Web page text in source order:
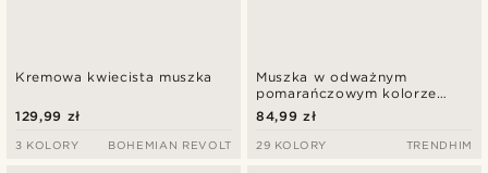
Kremowa kwiecista muszka
129,99 zł
3 KOLORY BOHEMIAN REVOLT
Muszka w odważnym
pomarańczowym kolorze
Basic
84,99 zł
29 KOLORY TRENDHIM